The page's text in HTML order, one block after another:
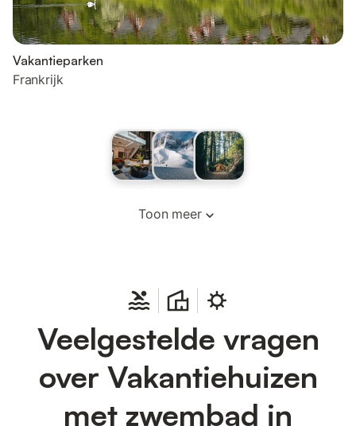
Vakantieparken
Frankrijk
Toon meer
Veelgestelde vragen
over Vakantiehuizen
met zwembad in